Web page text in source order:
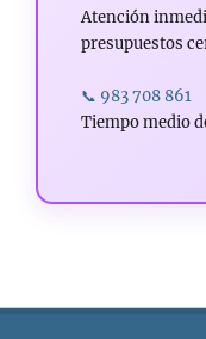
Atención
presupuestos
📞 983 708 861
Tiempo medio